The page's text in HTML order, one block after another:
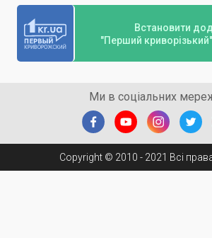
Встановити
"Перший
Ми в соціальних
Copyright © 2010 - 2021 Всі